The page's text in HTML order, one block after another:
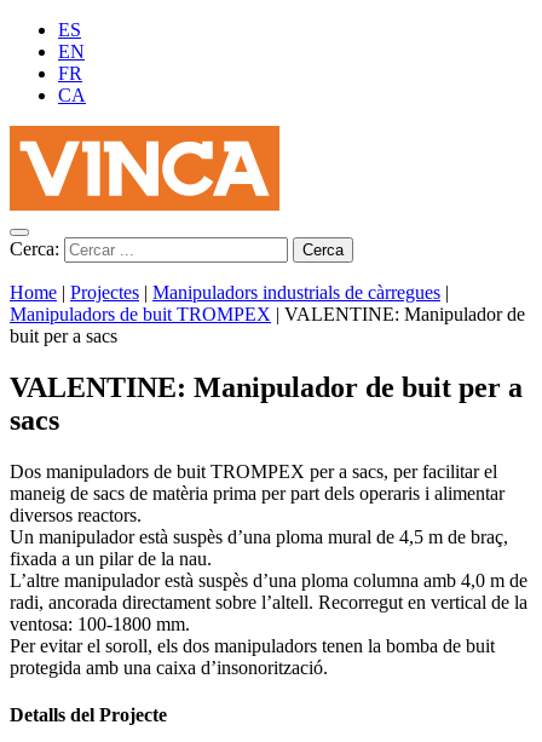
ES
EN
FR
CA
Cerca:
Home | Projectes | Manipuladors industrials de càrregues |
Manipuladors de buit TROMPEX | VALENTINE: Manipulador de
buit per a sacs
VALENTINE: Manipulador de buit per a
sacs
Dos manipuladors de buit TROMPEX per a sacs, per facilitar el
maneig de sacs de matèria prima per part dels operaris i alimentar
diversos reactors.
Un manipulador està suspès d’una ploma mural de 4,5 m de braç,
fixada a un pilar de la nau.
L’altre manipulador està suspès d’una ploma columna amb 4,0 m de
radi, ancorada directament sobre l’altell. Recorregut en vertical de la
ventosa: 100-1800 mm.
Per evitar el soroll, els dos manipuladors tenen la bomba de buit
protegida amb una caixa d’insonorització.
Detalls del Projecte